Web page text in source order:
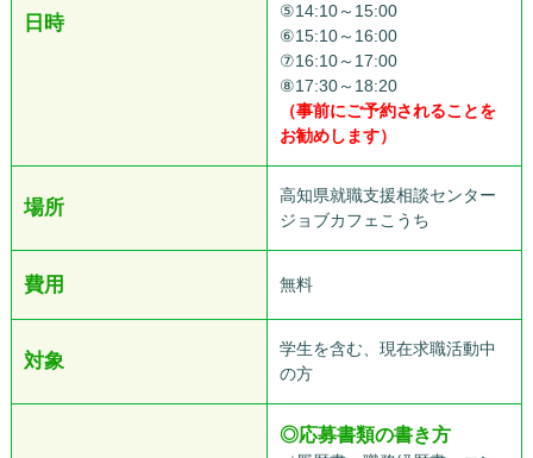
日時
⑤14:10～15:00
⑥15:10～16:00
⑦16:10～17:00
⑧17:30～18:20
（事前にご予約されることを
お勧めします）
場所
高知県就職支援相談センター
ジョブカフェこうち
費用 無料
対象
学生を含む、現在求職活動中
の方
◎応募書類の書き方